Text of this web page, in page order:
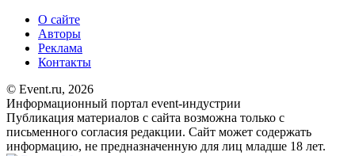
О сайте
Авторы
Реклама
Контакты
© Event.ru, 2026
Информационный портал event-индустрии
Публикация материалов с сайта возможна только с
письменного согласия редакции. Сайт может содержать
информацию, не предназначенную для лиц младше 18 лет.